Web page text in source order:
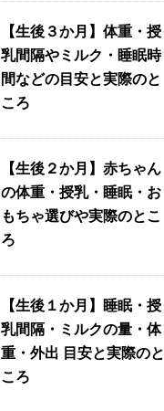
【生後３か月】体重・授
乳間隔やミルク・睡眠時
間などの目安と実際のと
ころ
【生後２か月】赤ちゃん
の体重・授乳・睡眠・お
もちゃ選びや実際のとこ
ろ
【生後１か月】睡眠・授
乳間隔・ミルクの量・体
重・外出 目安と実際のと
ころ